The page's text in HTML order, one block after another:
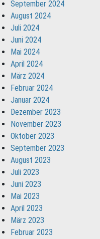
September 2024
August 2024
Juli 2024
Juni 2024
Mai 2024
April 2024
März 2024
Februar 2024
Januar 2024
Dezember 2023
November 2023
Oktober 2023
September 2023
August 2023
Juli 2023
Juni 2023
Mai 2023
April 2023
März 2023
Februar 2023